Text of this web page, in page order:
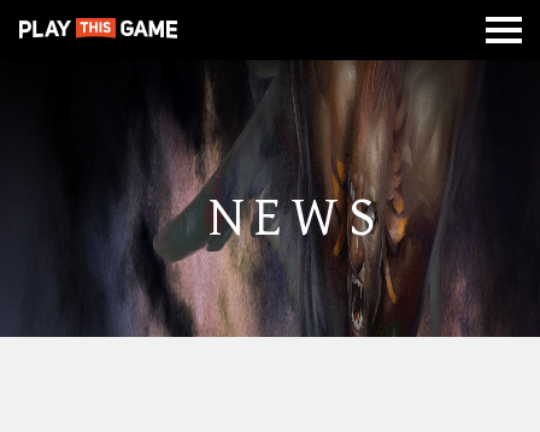
CLASSESCALABOUÇOS
MISSÃO
DE
GUERRA
NEWS